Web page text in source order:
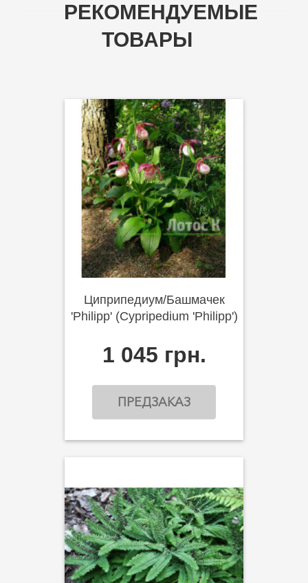
РЕКОМЕНДУЕМЫЕ
ТОВАРЫ
Циприпедиум/Башмачек
'Philipp' (Cypripedium 'Philipp')
1 045 грн.
ПРЕДЗАКАЗ